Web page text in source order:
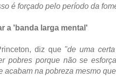
é forçado pelo período da
a 'banda larga mental'
diz que "de uma
pobres porque não se
acabam na pobreza mesmo